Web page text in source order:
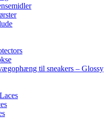
til sneakers – Glossy